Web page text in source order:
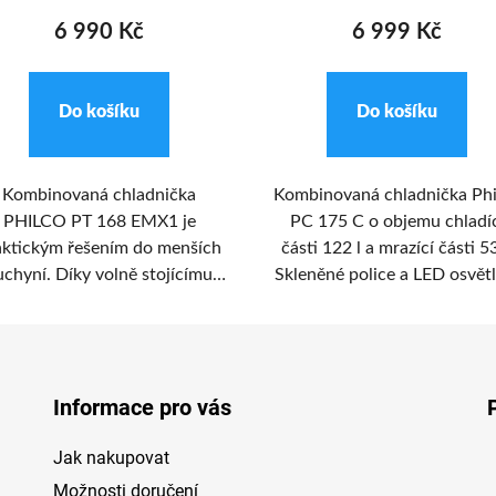
6 990 Kč
Do košíku
Kombinovaná chladnička
PHILCO PT 168 EMX1 je
řešením do menších
Díky volně stojícímu
6 999 Kč
Do košíku
Kombinovaná chladnička
PC 175 C o objemu
části 122 l a mrazící části
Skleněné police a LED
Informace pro vás
Jak nakupovat
Možnosti doručení